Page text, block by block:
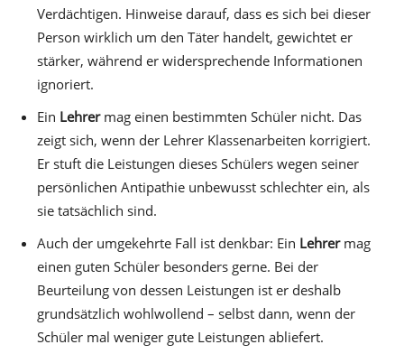
Verdächtigen. Hinweise darauf, dass es sich bei dieser
Person wirklich um den Täter handelt, gewichtet er
stärker, während er widersprechende Informationen
ignoriert.
Ein Lehrermag einen bestimmten Schüler nicht. Das
zeigt sich, wenn der Lehrer Klassenarbeiten korrigiert.
Er stuft die Leistungen dieses Schülers wegen seiner
persönlichen Antipathie unbewusst schlechter ein, als
sie tatsächlich sind.
Auch der umgekehrte Fall ist denkbar: Ein Lehrermag
einen guten Schüler besonders gerne. Bei der
Beurteilung von dessen Leistungen ist er deshalb
grundsätzlich wohlwollend – selbst dann, wenn der
Schüler mal weniger gute Leistungen abliefert.